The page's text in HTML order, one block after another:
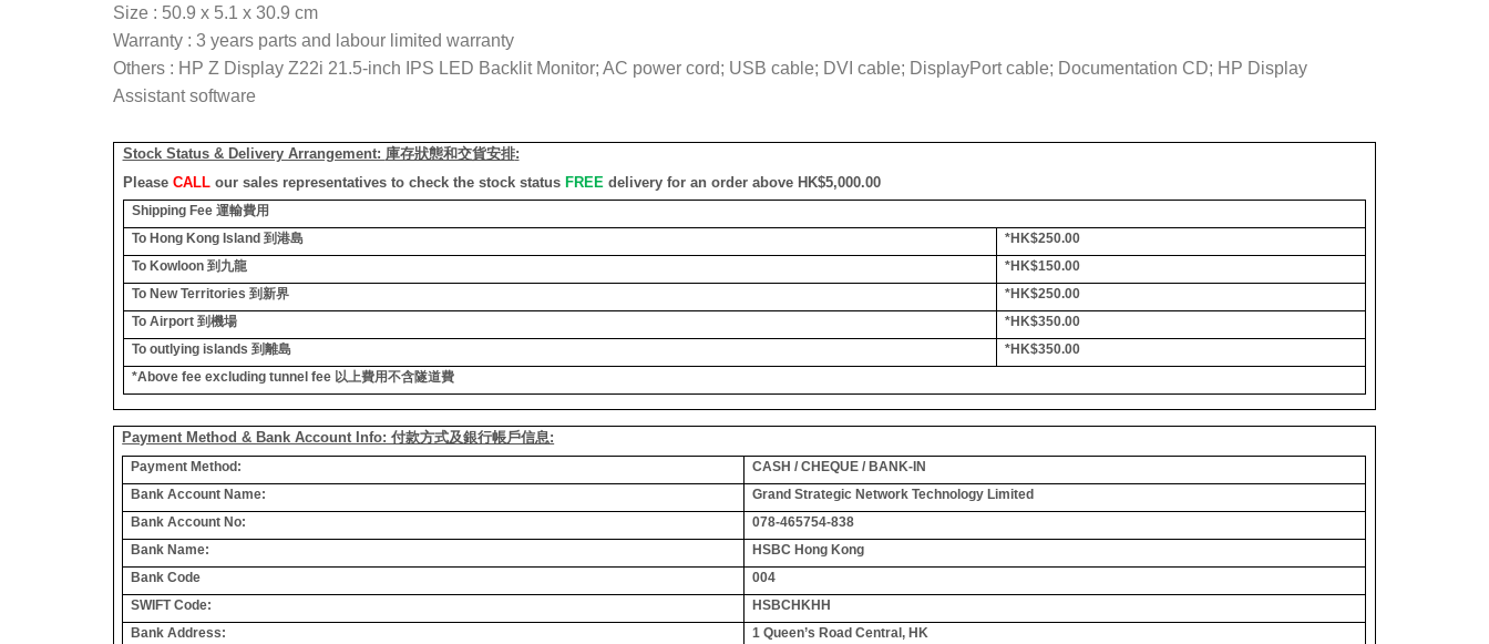
Size : 50.9 x 5.1 x 30.9 cm
Warranty : 3 years parts and labour limited warranty
Others : HP Z Display Z22i 21.5-inch IPS LED Backlit Monitor; AC power cord; USB cable; DVI cable; DisplayPort cable; Documentation CD; HP Display
Assistant software
Stock Status & Delivery Arrangement: 庫存狀態和交貨安排:
Please CALLour sales representatives to check the stock status FREE delivery for an order above HK$5,000.00
Shipping Fee 運輸費用
To Hong Kong Island 到港島
*HK$250.00
To Kowloon 到九龍
*HK$150.00
To New Territories 到新界
*HK$250.00
To Airport 到機場
*HK$350.00
To outlying islands 到離島
*HK$350.00
*Above fee excluding tunnel fee 以上費用不含隧道費
Payment Method & Bank Account Info: 付款方式及銀行帳戶信息:
Payment Method:
CASH / CHEQUE / BANK-IN
Bank Account Name:
Grand Strategic Network Technology Limited
Bank Account No:
078-465754-838
Bank Name:
HSBC Hong Kong
Bank Code
004
SWIFT Code:
HSBCHKHH
Bank Address:
1 Queen’s Road Central, HK